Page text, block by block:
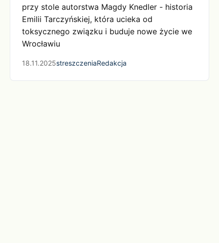
przy stole autorstwa Magdy Knedler - historia
Emilii Tarczyńskiej, która ucieka od
toksycznego związku i buduje nowe życie we
Wrocławiu
18.11.2025streszczeniaRedakcja